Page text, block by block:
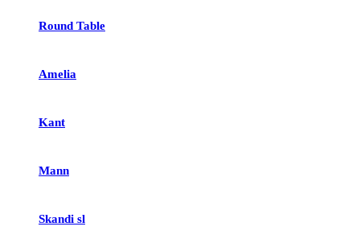
Round Table
Amelia
Kant
Mann
Skandi sl